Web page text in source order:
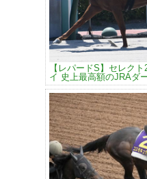
【レパードS】セレク
イ 史上最高額のJRAダ